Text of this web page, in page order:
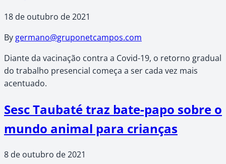
18 de outubro de 2021
By germano@gruponetcampos.com
Diante da vacinação contra a Covid-19, o retorno gradual
do trabalho presencial começa a ser cada vez mais
acentuado.
Sesc Taubaté traz bate-papo sobre o
mundo animal para crianças
8 de outubro de 2021